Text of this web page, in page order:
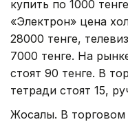
купить по 1000
«Электрон» цена
28000 тенге,
7000 тенге. На
стоят 90 тенге. В
тетради стоят 15,
Жосалы. В торговом